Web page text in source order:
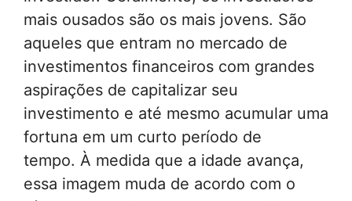
mais ousados ​​são os mais jovens. São
aqueles que entram no mercado de
investimentos financeiros com grandes
aspirações de capitalizar seu
investimento e até mesmo acumular uma
fortuna em um curto período de
tempo. À medida que a idade avança,
essa imagem muda de acordo com o